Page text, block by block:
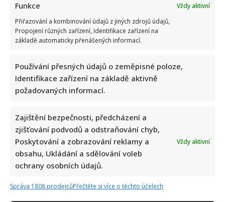
Funkce
Vždy aktivní
Přiřazování a kombinování údajů z jiných zdrojů údajů,
Propojení různých zařízení, Identifikace zařízení na
základě automaticky přenášených informací.
Používání přesných údajů o zeměpisné poloze,
Identifikace zařízení na základě aktivně
požadovaných informací.
Zajištění bezpečnosti, předcházení a
zjišťování podvodů a odstraňování chyb,
Poskytování a zobrazování reklamy a
obsahu, Ukládání a sdělování voleb
ochrany osobních údajů.
Vždy aktivní
Správa 1808 prodejcůPřečtěte si více o těchto účelech